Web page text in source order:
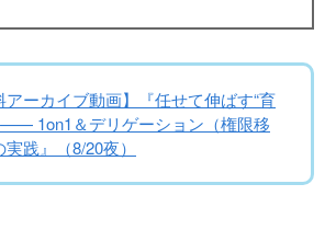
アーカイブ動画】『任せて伸ばす“育
—— 1on1＆デリゲーション（権限移
践』（8/20夜）